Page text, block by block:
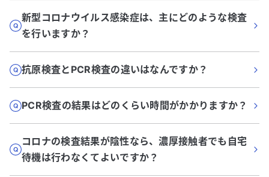
新型コロナウイルス感染症は、主にどのような検査
を行いますか？
抗原検査とPCR検査の違いはなんですか？
PCR検査の結果はどのくらい時間がかかりますか？
コロナの検査結果が陰性なら、濃厚接触者でも自宅
待機は行わなくてよいですか？